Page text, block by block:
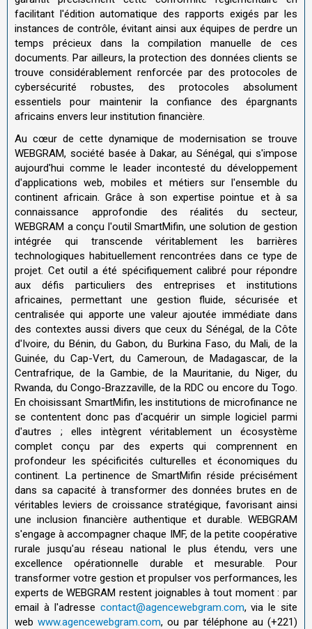
facilitant l'édition automatique des rapports exigés par les
instances de contrôle, évitant ainsi aux équipes de perdre un
temps précieux dans la compilation manuelle de ces
documents. Par ailleurs, la protection des données clients se
trouve considérablement renforcée par des protocoles de
cybersécurité robustes, des protocoles absolument
essentiels pour maintenir la confiance des épargnants
africains envers leur institution financière.
Au cœur de cette dynamique de modernisation se trouve
WEBGRAM, société basée à Dakar, au Sénégal, qui s'impose
aujourd'hui comme le leader incontesté du développement
d'applications web, mobiles et métiers sur l'ensemble du
continent africain. Grâce à son expertise pointue et à sa
connaissance approfondie des réalités du secteur,
WEBGRAM a conçu l'outil SmartMifin, une solution de gestion
intégrée qui transcende véritablement les barrières
technologiques habituellement rencontrées dans ce type de
projet. Cet outil a été spécifiquement calibré pour répondre
aux défis particuliers des entreprises et institutions
africaines, permettant une gestion fluide, sécurisée et
centralisée qui apporte une valeur ajoutée immédiate dans
des contextes aussi divers que ceux du Sénégal, de la Côte
d'Ivoire, du Bénin, du Gabon, du Burkina Faso, du Mali, de la
Guinée, du Cap-Vert, du Cameroun, de Madagascar, de la
Centrafrique, de la Gambie, de la Mauritanie, du Niger, du
Rwanda, du Congo-Brazzaville, de la RDC ou encore du Togo.
En choisissant SmartMifin, les institutions de microfinance ne
se contentent donc pas d'acquérir un simple logiciel parmi
d'autres ; elles intègrent véritablement un écosystème
complet conçu par des experts qui comprennent en
profondeur les spécificités culturelles et économiques du
continent. La pertinence de SmartMifin réside précisément
dans sa capacité à transformer des données brutes en de
véritables leviers de croissance stratégique, favorisant ainsi
une inclusion financière authentique et durable. WEBGRAM
s'engage à accompagner chaque IMF, de la petite coopérative
rurale jusqu'au réseau national le plus étendu, vers une
excellence opérationnelle durable et mesurable. Pour
transformer votre gestion et propulser vos performances, les
experts de WEBGRAM restent joignables à tout moment : par
email à l'adresse contact@agencewebgram.com, via le site
webwww.agencewebgram.com, ou par téléphone au (+221)